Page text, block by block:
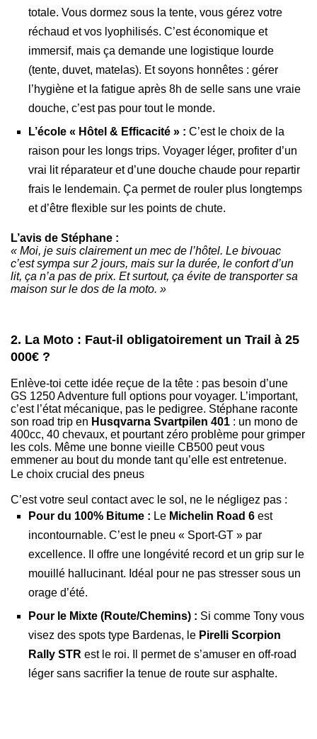
totale. Vous dormez sous la tente, vous gérez votre
réchaud et vos lyophilisés. C’est économique et
immersif, mais ça demande une logistique lourde
(tente, duvet, matelas). Et soyons honnêtes : gérer
l’hygiène et la fatigue après 8h de selle sans une vraie
douche, c’est pas pour tout le monde.
L’école « Hôtel & Efficacité » : C’est le choix de la
raison pour les longs trips. Voyager léger, profiter d’un
vrai lit réparateur et d’une douche chaude pour repartir
frais le lendemain. Ça permet de rouler plus longtemps
et d’être flexible sur les points de chute.
L’avis de Stéphane :
« Moi, je suis clairement un mec de l’hôtel. Le bivouac
c’est sympa sur 2 jours, mais sur la durée, le confort d’un
lit, ça n’a pas de prix. Et surtout, ça évite de transporter sa
maison sur le dos de la moto. »
2. La Moto : Faut-il obligatoirement un Trail à 25
000€ ?
Enlève-toi cette idée reçue de la tête : pas besoin d’une
GS 1250 Adventure full options pour voyager. L’important,
c’est l’état mécanique, pas le pedigree. Stéphane raconte
son road trip en Husqvarna Svartpilen 401 : un mono de
400cc, 40 chevaux, et pourtant zéro problème pour grimper
les cols. Même une bonne vieille CB500 peut vous
emmener au bout du monde tant qu’elle est entretenue.
Le choix crucial des pneus
C’est votre seul contact avec le sol, ne le négligez pas :
Pour du 100% Bitume : Le Michelin Road 6 est
incontournable. C’est le pneu « Sport-GT » par
excellence. Il offre une longévité record et un grip sur le
mouillé hallucinant. Idéal pour ne pas stresser sous un
orage d’été.
Pour le Mixte (Route/Chemins) : Si comme Tony vous
visez des spots type Bardenas, le Pirelli Scorpion
Rally STR est le roi. Il permet de s’amuser en off-road
léger sans sacrifier la tenue de route sur asphalte.